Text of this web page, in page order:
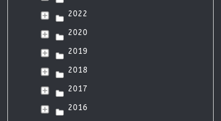
2022
2020
2019
2018
2017
2016